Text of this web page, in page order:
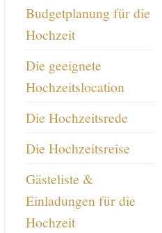
Budgetplanung für die
Hochzeit
Die geeignete
Hochzeitslocation
Die Hochzeitsrede
Die Hochzeitsreise
Gästeliste &
Einladungen für die
Hochzeit